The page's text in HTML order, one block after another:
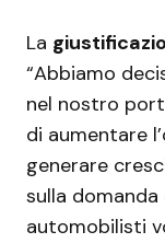
La
“Abbiamo
nel nostro
di aumentare
generare
sulla domanda
automobilisti